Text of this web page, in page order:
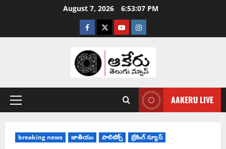
August 7, 2026 6:53:08 PM
AAKERU LIVE
breaking news జాతీయం పాలిటిక్స్ బ్రేకింగ్ న్యూస్